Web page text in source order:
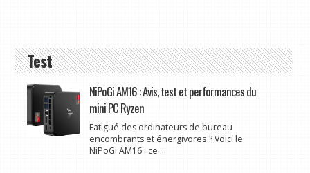
Test
NiPoGi AM16 : Avis, test et performances du
mini PC Ryzen
Fatigué des ordinateurs de bureau
encombrants et énergivores ? Voici le
NiPoGi AM16 : ce ...